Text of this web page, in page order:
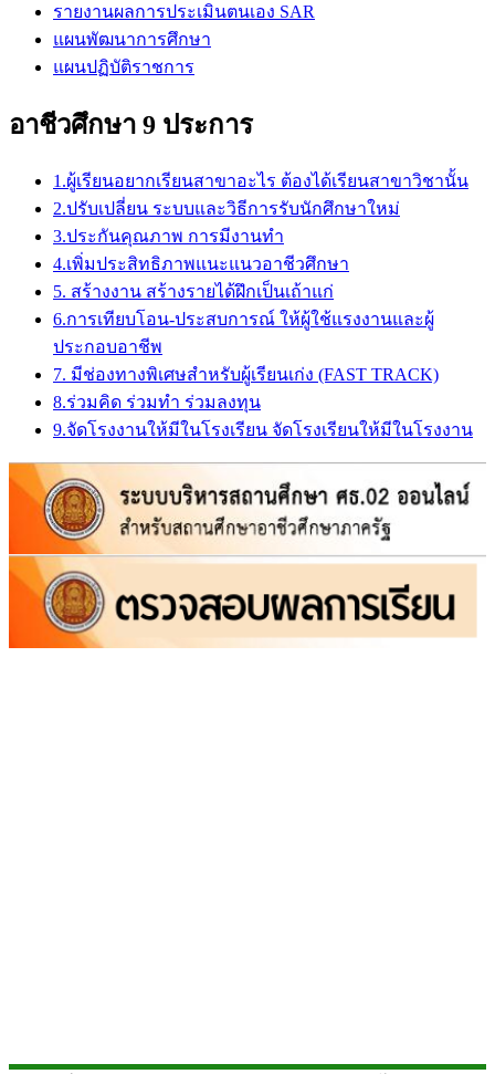
รายงานผลการประเมินตนเอง SAR
แผนพัฒนาการศึกษา
แผนปฏิบัติราชการ
อาชีวศึกษา 9 ประการ
1.ผู้เรียนอยากเรียนสาขาอะไร ต้องได้เรียนสาขาวิชานั้น
2.ปรับเปลี่ยน ระบบและวิธีการรับนักศึกษาใหม่
3.ประกันคุณภาพ การมีงานทำ
4.เพิ่มประสิทธิภาพแนะแนวอาชีวศึกษา
5. สร้างงาน สร้างรายได้ฝึกเป็นเถ้าแก่
6.การเทียบโอน-ประสบการณ์ ให้ผู้ใช้แรงงานและผู้
ประกอบอาชีพ
7. มีช่องทางพิเศษสำหรับผู้เรียนเก่ง (FAST TRACK)
8.ร่วมคิด ร่วมทำ ร่วมลงทุน
9.จัดโรงงานให้มีในโรงเรียน จัดโรงเรียนให้มีในโรงงาน